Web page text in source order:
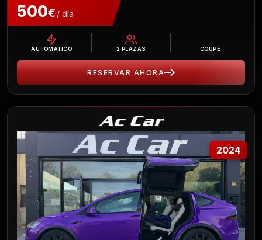
500€ / día
AUTOMÁTICO 2 PLAZAS COUPÉ
RESERVAR AHORA
2024